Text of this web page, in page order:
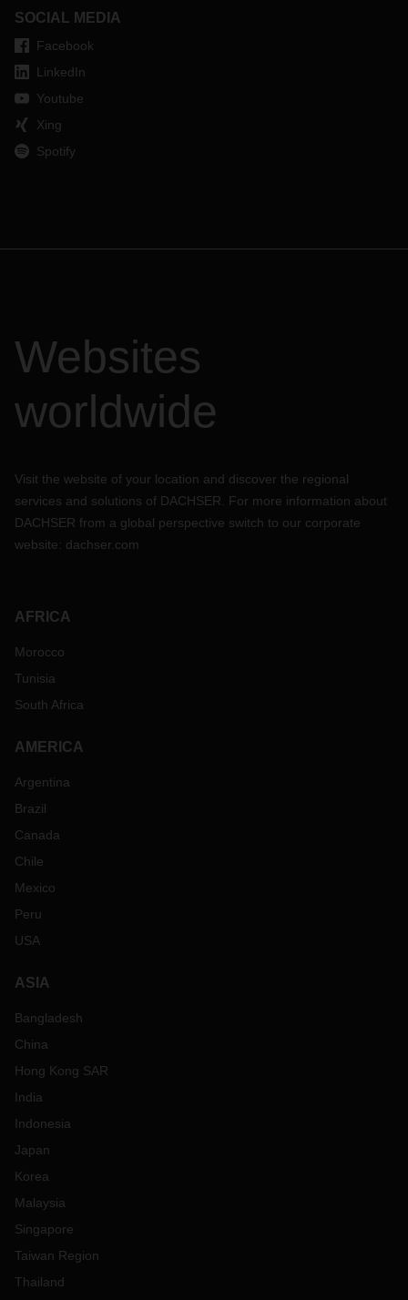
SOCIAL MEDIA
Facebook
LinkedIn
Youtube
Xing
Spotify
Websites
worldwide
Visit the website of your location and discover the regional
services and solutions of DACHSER. For more information about
DACHSER from a global perspective switch to our corporate
website: dachser.com
AFRICA
Morocco
Tunisia
South Africa
AMERICA
Argentina
Brazil
Canada
Chile
Mexico
Peru
USA
ASIA
Bangladesh
China
Hong Kong SAR
India
Indonesia
Japan
Korea
Malaysia
Singapore
Taiwan Region
Thailand